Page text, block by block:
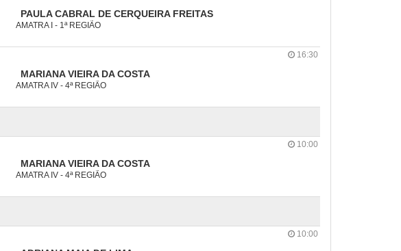
PAULA CABRAL DE CERQUEIRA FREITAS
AMATRA I - 1ª REGIÃO
MARIANA VIEIRA DA COSTA
AMATRA IV - 4ª REGIÃO
16:30
MARIANA VIEIRA DA COSTA
AMATRA IV - 4ª REGIÃO
10:00
10:00